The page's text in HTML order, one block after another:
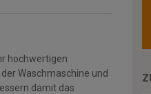
hochwertigen
Waschmaschine und
damit das